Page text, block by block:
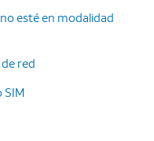
esté en modalidad
red
SIM